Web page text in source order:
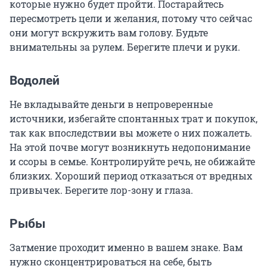
которые нужно будет пройти. Постарайтесь
пересмотреть цели и желания, потому что сейчас
они могут вскружить вам голову. Будьте
внимательны за рулем. Берегите плечи и руки.
Водолей
Не вкладывайте деньги в непроверенные
источники, избегайте спонтанных трат и покупок,
так как впоследствии вы можете о них пожалеть.
На этой почве могут возникнуть недопонимание
и ссоры в семье. Контролируйте речь, не обижайте
близких. Хороший период отказаться от вредных
привычек. Берегите лор-зону и глаза.
Рыбы
Затмение проходит именно в вашем знаке. Вам
нужно сконцентрироваться на себе, быть